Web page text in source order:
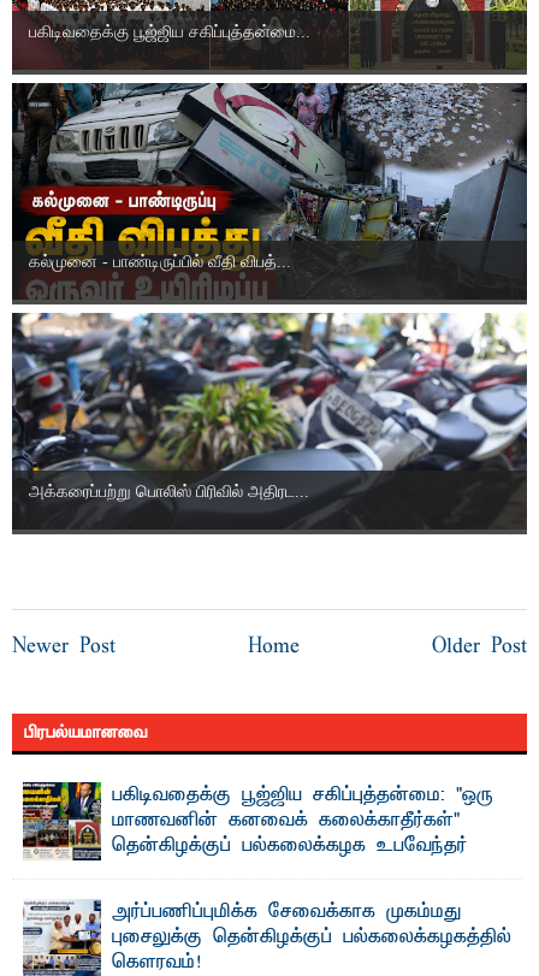
பகிடிவதைக்கு பூஜ்ஜிய சகிப்புத்தன்மை...
கல்முனை - பாண்டிருப்பில் வீதி விபத்...
அக்கரைப்பற்று பொலிஸ் பிரிவில் அதிரட...
Newer Post Older Post
Home
பிரபல்யமானவை
பகிடிவதைக்கு பூஜ்ஜிய சகிப்புத்தன்மை: "ஒரு
மாணவனின் கனவைக் கலைக்காதீர்கள்" –
தென்கிழக்குப் பல்கலைக்கழக உபவேந்தர்
"ஒ ரு மாணவனின் அல்லது மாணவியின் கனவு என்னால்
கலைக்கப்படாது" என்ற உறுதியை ஒவ்வொரு மாணவரும் ...
அர்ப்பணிப்புமிக்க சேவைக்காக முகம்மது
புசைலுக்கு தென்கிழக்குப் பல்கலைக்கழகத்தில்
கௌரவம்!